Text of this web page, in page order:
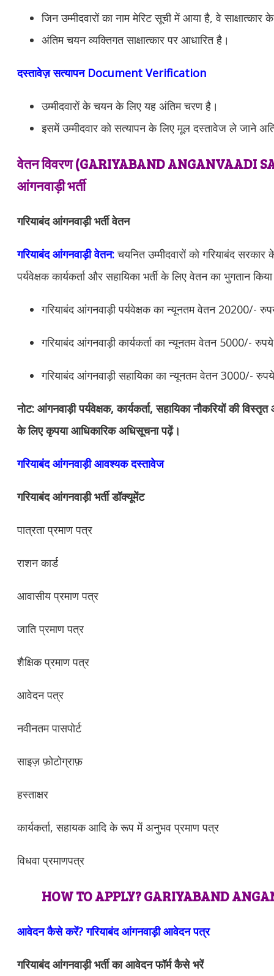
जिन उम्मीदवारों का नाम मेरिट सूची में आया है, वे
अंतिम चयन व्यक्तिगत साक्षात्कार पर आधारित है।
दस्तावेज़ सत्यापन Document Verification
उम्मीदवारों के चयन के लिए यह अंतिम चरण है।
इसमें उम्मीदवार को सत्यापन के लिए मूल दस्तावेज ले जाने
वेतन विवरण (GARIYABAND ANGANVAADI
आंगनवाड़ी भर्ती
गरियाबंद आंगनवाड़ी भर्ती वेतन
गरियाबंद आंगनवाड़ी वेतन:चयनित उम्मीदवारों कोगरियाबंदसरकार
पर्यवेक्षक कार्यकर्ता और सहायिका भर्ती के लिए वेतन का भुगतान
गरियाबंदआंगनवाड़ी पर्यवेक्षक का न्यूनतम वेतन 20200/-
गरियाबंदआंगनवाड़ी कार्यकर्ता का न्यूनतम वेतन 5000/- रुपये
गरियाबंदआंगनवाड़ी सहायिका का न्यूनतम वेतन 3000/- रुपये
नोट: आंगनवाड़ी पर्यवेक्षक, कार्यकर्ता, सहायिका नौकरियों की
के लिए कृपया आधिकारिक अधिसूचना पढ़ें।
गरियाबंद आंगनवाड़ी आवश्यक दस्तावेज
गरियाबंद आंगनवाड़ी भर्ती डॉक्यूमेंट
पात्रता प्रमाण पत्र
राशन कार्ड
आवासीय प्रमाण पत्र
जाति प्रमाण पत्र
शैक्षिक प्रमाण पत्र
आवेदन पत्र
नवीनतम पासपोर्ट
साइज़ फ़ोटोग्राफ़
हस्ताक्षर
कार्यकर्ता, सहायक आदि के रूप में अनुभव प्रमाण पत्र
विधवा प्रमाणपत्र
HOW TO APPLY? GARIYABAND
आवेदन कैसे करें? गरियाबंद आंगनवाड़ी आवेदन पत्र
गरियाबंद आंगनवाड़ी भर्ती का आवेदन फॉर्म कैसे भरें